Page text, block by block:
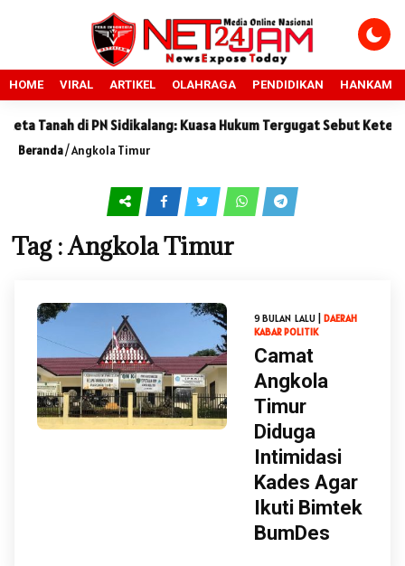
HOME VIRAL ARTIKEL OLAHRAGA PENDIDIKAN HANKAM
Tanah di PN Sidikalang: Kuasa Hukum Tergugat Sebut
Beranda/Angkola Timur
Tag : Angkola Timur
9 BULAN LALU | DAERAH
KABARPOLITIK
Camat
Angkola
Timur
Diduga
Intimidasi
Kades Agar
Ikuti Bimtek
BumDes